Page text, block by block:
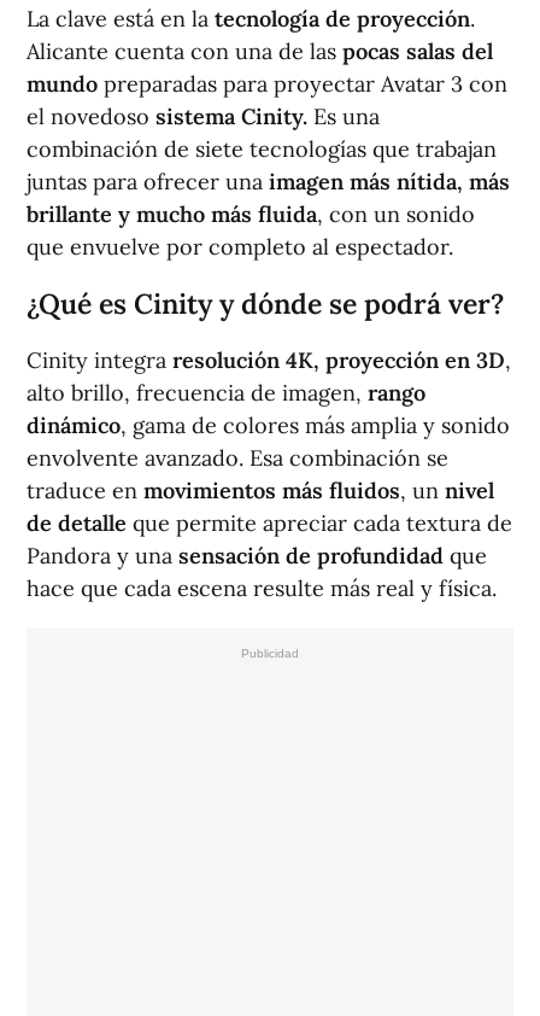
La clave está en la tecnología de proyección.
Alicante cuenta con una de las pocas salas del
mundo preparadas para proyectar Avatar 3 con
el novedoso sistema Cinity. Es una
combinación de siete tecnologías que trabajan
juntas para ofrecer una imagen más nítida, más
brillante y mucho más fluida, con un sonido
que envuelve por completo al espectador.
¿Qué es Cinity y dónde se podrá ver?
Cinity integra resolución 4K, proyección en 3D,
alto brillo, frecuencia de imagen, rango
dinámico, gama de colores más amplia y sonido
envolvente avanzado. Esa combinación se
traduce en movimientos más fluidos, un nivel
de detalle que permite apreciar cada textura de
Pandora y una sensación de profundidad que
hace que cada escena resulte más real y física.